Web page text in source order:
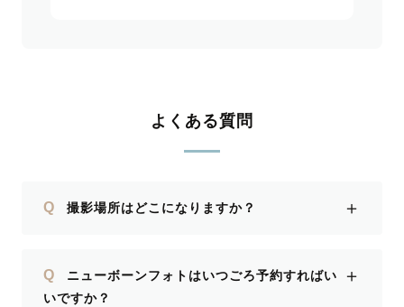
よくある質問
Q 撮影場所はどこになりますか？ ＋
Q
ニューボーンフォトはいつごろ予約すればい
いですか？
＋